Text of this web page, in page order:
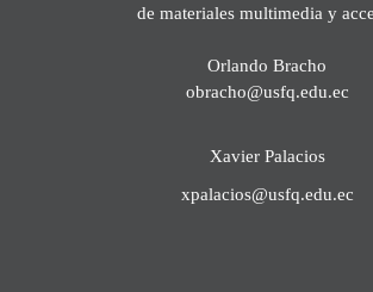
de materiales multimedia y
Orlando Bracho
obracho@usfq.edu.ec
Xavier Palacios
xpalacios@usfq.edu.ec